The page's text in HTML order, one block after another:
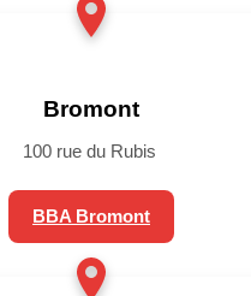
Bromont
100 rue du Rubis
BBA Bromont